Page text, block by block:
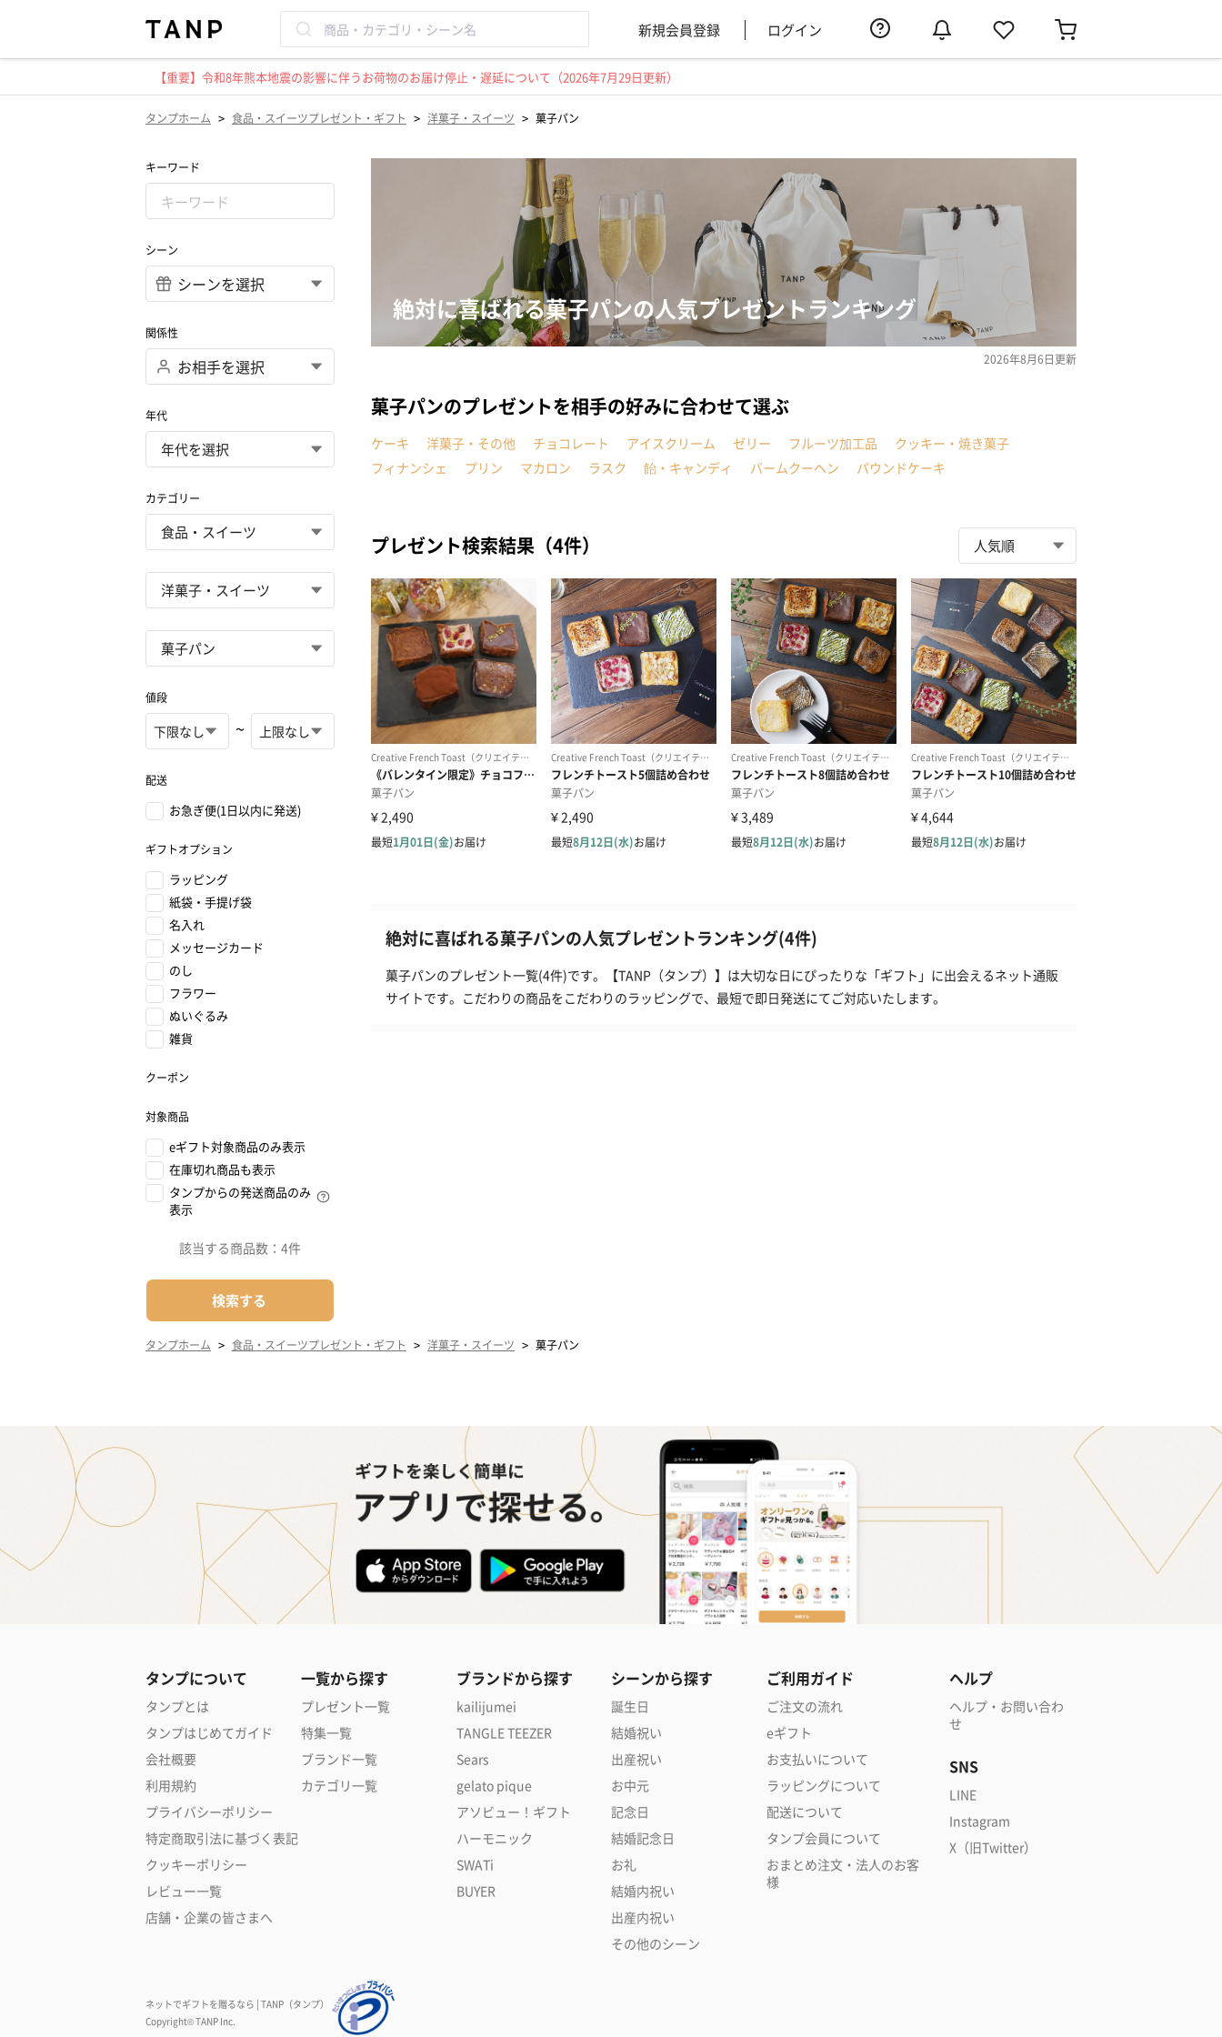
新規会員登録 ログイン
【重要】令和8年熊本地震の影響に伴うお荷物のお届け停止・遅延について（2026年7月29日更新）
タンプホーム > 食品・スイーツプレゼント・ギフト > 洋菓子・スイーツ > 菓子パン
キーワード
シーン
関係性
年代
カテゴリー
値段
~
配送
お急ぎ便(1日以内に発送)
ギフトオプション
ラッピング
紙袋・手提げ袋
名入れ
メッセージカード
のし
フラワー
ぬいぐるみ
雑貨
クーポン
対象商品
eギフト対象商品のみ表示
在庫切れ商品も表示
タンプからの発送商品のみ
表示
該当する商品数： 4件
検索する
絶対に喜ばれる菓子パンの人気プレゼントランキング
2026年8月6日更新
菓子パンのプレゼントを相手の好みに合わせて選ぶ
ケーキ 洋菓子・その他 チョコレート アイスクリーム ゼリー フルーツ加工品
クッキー・焼き菓子
フィナンシェ
プリン マカロン ラスク 飴・キャンディ バームクーヘン パウンドケーキ
プレゼント検索結果（4件）
絶対に喜ばれる菓子パンの人気プレゼントランキング(4件)
菓子パンのプレゼント一覧(4件)です。【TANP（タンプ）】は大切な日にぴったりな「ギフト」に出会えるネット通販
サイトです。こだわりの商品をこだわりのラッピングで、最短で即日発送にてご対応いたします。
タンプホーム > 食品・スイーツプレゼント・ギフト > 洋菓子・スイーツ > 菓子パン
タンプについて
タンプとは
タンプはじめてガイド
会社概要
利用規約
プライバシーポリシー
特定商取引法に基づく表記
クッキーポリシー
レビュー一覧
店舗・企業の皆さまへ
一覧から探す
プレゼント一覧
特集一覧
ブランド一覧
カテゴリ一覧
ブランドから探す
kailijumei
TANGLE TEEZER
Sears
gelato pique
アソビュー！ギフト
ハーモニック
SWATi
BUYER
シーンから探す
誕生日
結婚祝い
出産祝い
お中元
記念日
結婚記念日
お礼
結婚内祝い
出産内祝い
その他のシーン
ご利用ガイド
ご注文の流れ
eギフト
お支払いについて
ラッピングについて
配送について
タンプ会員について
おまとめ注文・法人のお客
様
ヘルプ
ヘルプ・お問い合わ
せ
SNS
LINE
Instagram
X（旧Twitter）
ネットでギフトを贈るなら | TANP（タンプ）
Copyright© TANP Inc.